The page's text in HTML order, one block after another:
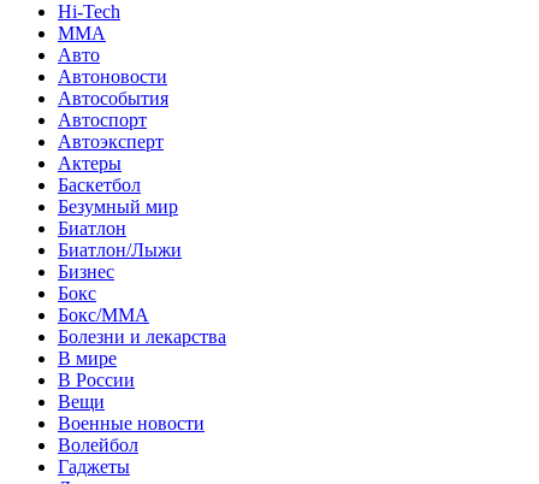
Hi-Tech
MMA
Авто
Автоновости
Автособытия
Автоспорт
Автоэксперт
Актеры
Баскетбол
Безумный мир
Биатлон
Биатлон/Лыжи
Бизнес
Бокс
Бокс/MMA
Болезни и лекарства
В мире
В России
Вещи
Военные новости
Волейбол
Гаджеты